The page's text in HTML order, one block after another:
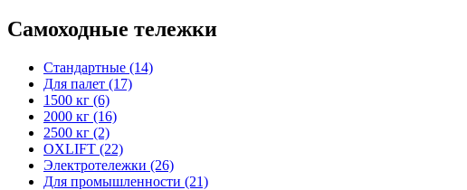
Самоходные тележки
Стандартные (14)
Для палет (17)
1500 кг (6)
2000 кг (16)
2500 кг (2)
OXLIFT (22)
Электротележки (26)
Для промышленности (21)